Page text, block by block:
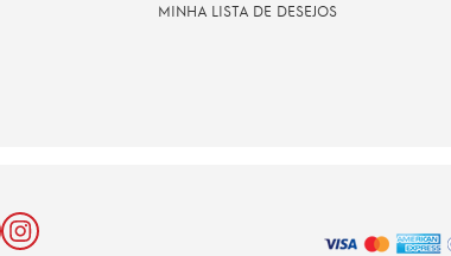
MINHA LISTA DE DESEJOS